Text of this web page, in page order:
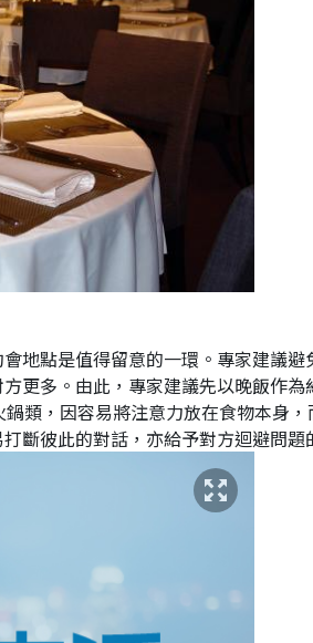
地點是值得留意的一環。專家建議
更多。由此，專家建議先以晚飯作
類，因容易將注意力放在食物本身
斷彼此的對話，亦給予對方迴避問題